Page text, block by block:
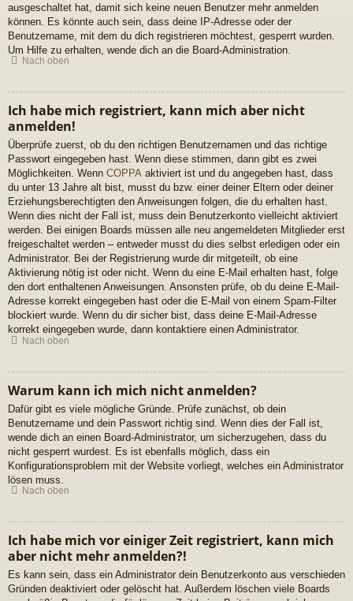
ausgeschaltet hat, damit sich keine neuen Benutzer mehr anmelden
können. Es könnte auch sein, dass deine IP-Adresse oder der
Benutzername, mit dem du dich registrieren möchtest, gesperrt wurden.
Um Hilfe zu erhalten, wende dich an die Board-Administration.
Nach oben
Ich habe mich registriert, kann mich aber nicht
anmelden!
Überprüfe zuerst, ob du den richtigen Benutzernamen und das richtige
Passwort eingegeben hast. Wenn diese stimmen, dann gibt es zwei
Möglichkeiten. Wenn COPPA aktiviert ist und du angegeben hast, dass
du unter 13 Jahre alt bist, musst du bzw. einer deiner Eltern oder deiner
Erziehungsberechtigten den Anweisungen folgen, die du erhalten hast.
Wenn dies nicht der Fall ist, muss dein Benutzerkonto vielleicht aktiviert
werden. Bei einigen Boards müssen alle neu angemeldeten Mitglieder erst
freigeschaltet werden – entweder musst du dies selbst erledigen oder ein
Administrator. Bei der Registrierung wurde dir mitgeteilt, ob eine
Aktivierung nötig ist oder nicht. Wenn du eine E-Mail erhalten hast, folge
den dort enthaltenen Anweisungen. Ansonsten prüfe, ob du deine E-Mail-
Adresse korrekt eingegeben hast oder die E-Mail von einem Spam-Filter
blockiert wurde. Wenn du dir sicher bist, dass deine E-Mail-Adresse
korrekt eingegeben wurde, dann kontaktiere einen Administrator.
Nach oben
Warum kann ich mich nicht anmelden?
Dafür gibt es viele mögliche Gründe. Prüfe zunächst, ob dein
Benutzername und dein Passwort richtig sind. Wenn dies der Fall ist,
wende dich an einen Board-Administrator, um sicherzugehen, dass du
nicht gesperrt wurdest. Es ist ebenfalls möglich, dass ein
Konfigurationsproblem mit der Website vorliegt, welches ein Administrator
lösen muss.
Nach oben
Ich habe mich vor einiger Zeit registriert, kann mich
aber nicht mehr anmelden?!
Es kann sein, dass ein Administrator dein Benutzerkonto aus verschieden
Gründen deaktiviert oder gelöscht hat. Außerdem löschen viele Boards